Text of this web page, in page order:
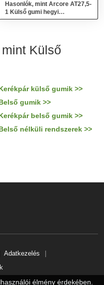
Hasonlók, mint Arcore AT27,5-
1 Külső gumi hegyi
kerékpárhoz, fekete, méret
Külső
külső gumik >>
gumik >>
belső gumik >>
nélküli rendszerek >>
Adatkezelés
élmény érdekében.